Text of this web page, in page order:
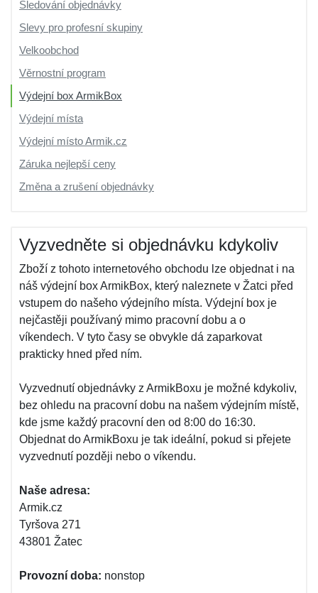
Sledování objednávky
Slevy pro profesní skupiny
Velkoobchod
Věrnostní program
Výdejní box ArmikBox
Výdejní místa
Výdejní místo Armik.cz
Záruka nejlepší ceny
Změna a zrušení objednávky
Vyzvedněte si objednávku kdykoliv
Zboží z tohoto internetového obchodu lze objednat i na
náš výdejní box ArmikBox, který naleznete v Žatci před
vstupem do našeho výdejního místa. Výdejní box je
nejčastěji používaný mimo pracovní dobu a o
víkendech. V tyto časy se obvykle dá zaparkovat
prakticky hned před ním.
Vyzvednutí objednávky z ArmikBoxu je možné kdykoliv,
bez ohledu na pracovní dobu na našem výdejním místě,
kde jsme každý pracovní den od 8:00 do 16:30.
Objednat do ArmikBoxu je tak ideální, pokud si přejete
vyzvednutí později nebo o víkendu.
Naše adresa:
Armik.cz
Tyršova 271
43801 Žatec
Provozní doba: nonstop